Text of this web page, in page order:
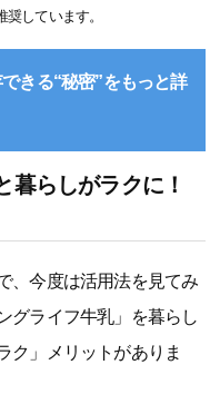
しています。
きる“秘密”をもっと詳
暮らしがラクに！
、今度は活用法を見てみ
グライフ牛乳」を暮らし
ク」メリットがありま